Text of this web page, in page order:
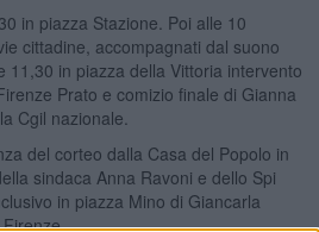
in piazza Stazione. Poi alle 10
cittadine, accompagnati dal suono
11,30 in piazza della Vittoria intervento
Prato e comizio finale di Gianna
Cgil nazionale.
del corteo dalla Casa del Popolo in
sindaca Anna Ravoni e dello Spi
in piazza Mino di Giancarla